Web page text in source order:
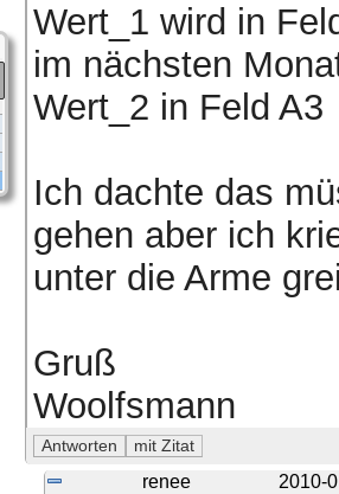
Wert_1 wird in
im nächsten
Wert_2 in Feld A3
Ich dachte das
gehen aber ich
unter die Arme
Gruß
Woolfsmann
renee 2010-